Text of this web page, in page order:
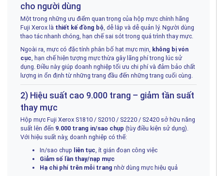
cho người dùng
Một trong những ưu điểm quan trọng của hộp mực chính hãng
Fuji Xerox là thiết kế đồng bộ , dễ lắp và dễ quản lý. Người dùng
thao tác nhanh chóng, hạn chế sai sót trong quá trình thay mực.
Ngoài ra, mực có đặc tính phân bố hạt mực mịn, không bị vón
cục , hạn chế hiện tượng mực thừa gây lãng phí trong lúc sử
dụng. Điều này giúp doanh nghiệp tối ưu chi phí và đảm bảo chất
lượng in ổn định từ những trang đầu đến những trang cuối cùng.
2) Hiệu suất cao 9.000 trang – giảm tần suất
thay mực
Hộp mực Fuji Xerox S1810 / S2010 / S2220 / S2420 sở hữu năng
suất lên đến 9.000 trang in/sao chụp (tùy điều kiện sử dụng).
Với hiệu suất này, doanh nghiệp có thể:
In/sao chụp liên tục, ít gián đoạn công việc
Giảm số lần thay/nạp mực
Hạ chi phí trên mỗi trang nhờ dùng mực hiệu quả